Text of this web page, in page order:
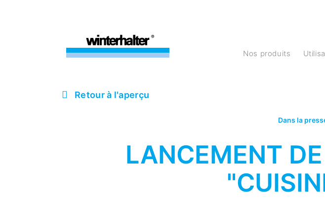
Nos produits
Retour à l'aperçu
Dans la
LANCEMENT